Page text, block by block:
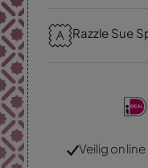
Razzle Sue
Veilig